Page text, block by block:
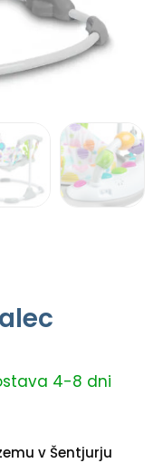
4-8 dni
v Šentjurju